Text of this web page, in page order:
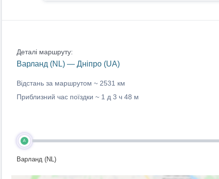
Деталі маршруту:
Варланд (NL) — Дніпро (UA)
Відстань за маршрутом ~ 2531 км
Приблизний час поїздки ~ 1 д 3 ч 48 м
A
Варланд (NL)